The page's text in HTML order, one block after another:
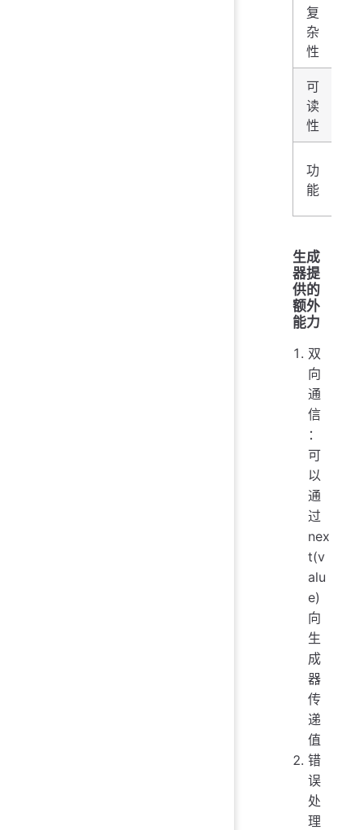
复
杂
性
可
读
性
功
能
生成
器提
供的
额外
能力
双
向
通
信
：
可
以
通
过
nex
t(v
alu
e)
向
生
成
器
传
递
值
错
误
处
理